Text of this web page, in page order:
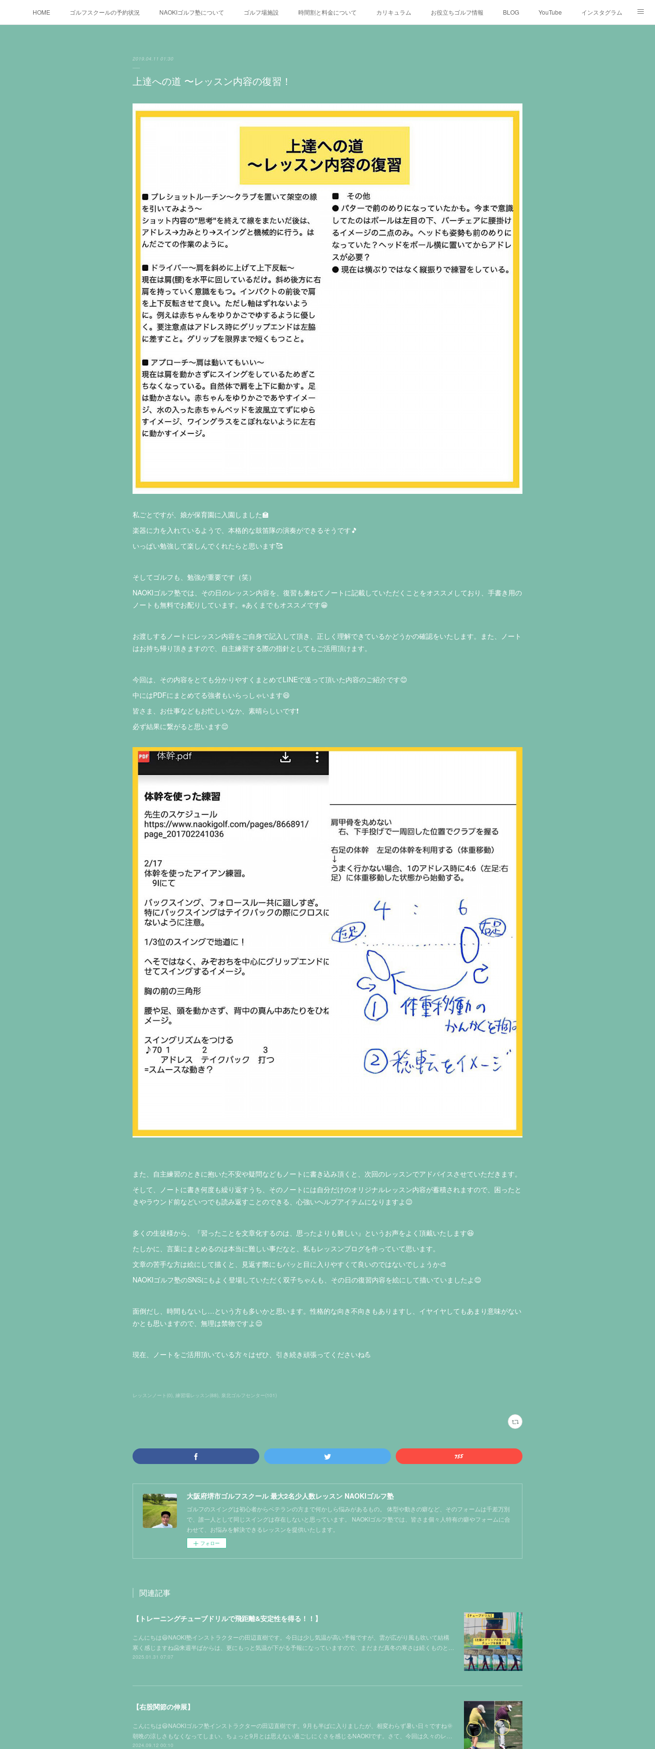
HOME ゴルフスクールの予約状況 NAOKIゴルフ塾について ゴルフ場施設 時間割と料金について カリキュラム お役立ちゴルフ情報 BLOG YouTube インスタグラム
2019.04.11 01:30
上達への道 〜レッスン内容の復習！
私ごとですが、娘が保育園に入園しました🏫
楽器に力を入れているようで、本格的な鼓笛隊の演奏ができるそうです🎵
いっぱい勉強して楽しんでくれたらと思います🥰
そしてゴルフも、勉強が重要です（笑）
NAOKIゴルフ塾では、その日のレッスン内容を、復習も兼ねてノートに記載していただくことをオススメしており、手書き用の
ノートも無料でお配りしています。※あくまでもオススメです😁
お渡しするノートにレッスン内容をご自身で記入して頂き、正しく理解できているかどうかの確認をいたします。また、ノート
はお持ち帰り頂きますので、自主練習する際の指針としてもご活用頂けます。
今回は、その内容をとても分かりやすくまとめてLINEで送って頂いた内容のご紹介です😊
中にはPDFにまとめてる強者もいらっしゃいます😄
皆さま、お仕事などもお忙しいなか、素晴らしいです❗️
必ず結果に繋がると思います😌
また、自主練習のときに抱いた不安や疑問などもノートに書き込み頂くと、次回のレッスンでアドバイスさせていただきます。
そして、ノートに書き何度も繰り返すうち、そのノートには自分だけのオリジナルレッスン内容が蓄積されますので、困ったと
きやラウンド前などいつでも読み返すことのできる、心強いヘルプアイテムになりますよ😉
多くの生徒様から、『習ったことを文章化するのは、思ったよりも難しい』というお声をよく頂戴いたします😆
たしかに、言葉にまとめるのは本当に難しい事だなと、私もレッスンブログを作っていて思います。
文章の苦手な方は絵にして描くと、見返す際にもパッと目に入りやすくて良いのではないでしょうか🎨
NAOKIゴルフ塾のSNSにもよく登場していただく双子ちゃんも、その日の復習内容を絵にして描いていましたよ😊
面倒だし、時間もないし…という方も多いかと思います。性格的な向き不向きもありますし、イヤイヤしてもあまり意味がない
かとも思いますので、無理は禁物ですよ😌
現在、ノートをご活用頂いている方々はぜひ、引き続き頑張ってくださいね💪
レッスンノート (0) 練習場レッスン(88) 泉北ゴルフセンター(101)
大阪府堺市ゴルフスクール 最大2名少人数レッスン NAOKIゴルフ塾
ゴルフのスイングは初心者からベテランの方まで何かしら悩みがあるもの。 体型や動きの癖など、そのフォームは千差万別
で、誰一人として同じスイングは存在しないと思っています。 NAOKIゴルフ塾では、皆さま個々人特有の癖やフォームに合
わせて、お悩みを解決できるレッスンを提供いたします。
フォロー
関連記事
【トレーニングチューブドリルで飛距離&安定性を得る！！】
こんにちは😃NAOKI塾インストラクターの田辺直樹です。今日は少し気温が高い予報ですが、雲が広がり風も吹いて結構
寒く感じますね🥶来週半ばからは、更にもっと気温が下がる予報になっていますので、まだまだ真冬の寒さは続くものと…
2025.01.31 07:07
【右股関節の伸展】
こんにちは😃NAOKIゴルフ塾インストラクターの田辺直樹です。9月も半ばに入りましたが、相変わらず暑い日々ですね🌞
朝晩の涼しさもなくなってしまい、ちょっと9月とは思えない過ごしにくさを感じるNAOKIです。さて、今回は久々のレ…
2024.09.12 00:10